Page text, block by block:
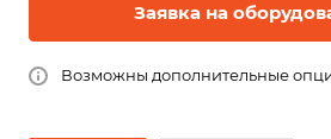
Заявка на
Возможны дополнительные